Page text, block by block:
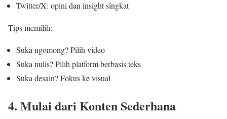
Twitter/X: opini dan insight singkat
Tips memilih:
Suka ngomong? Pilih video
Suka nulis? Pilih platform berbasis teks
Suka desain? Fokus ke visual
4. Mulai dari Konten Sederhana